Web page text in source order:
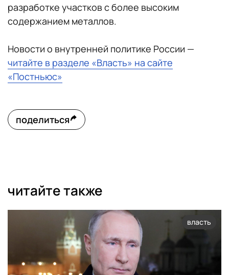
разработке участков с более высоким
содержанием металлов.
Новости о внутренней политике России —
читайте в разделе «Власть» на сайте
«Постньюс»
поделиться
читайте также
власть